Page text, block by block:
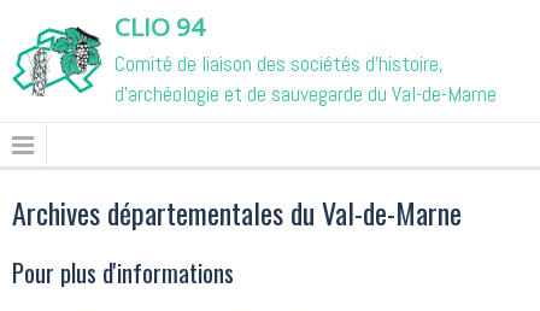
CLIO 94
Comité de liaison des sociétés d'histoire,
d'archéologie et de sauvegarde du Val-de-Marne
Archives départementales du Val-de-Marne
Pour plus d'informations